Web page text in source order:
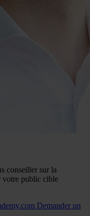
conseiller sur la
votre public cible
Demander un